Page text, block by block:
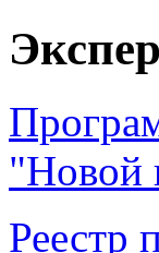
"Новой
Реестр